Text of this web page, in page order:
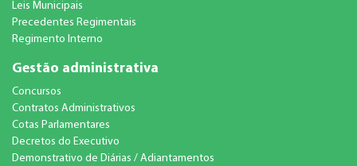
Leis Municipais
Precedentes Regimentais
Regimento Interno
Gestão administrativa
Concursos
Contratos Administrativos
Cotas Parlamentares
Decretos do Executivo
Demonstrativo de Diárias / Adiantamentos